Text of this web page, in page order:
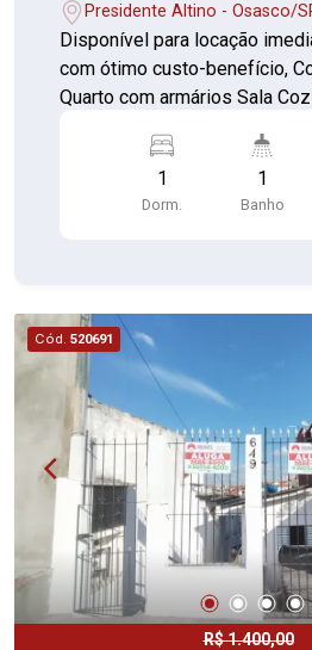
Presidente Altino - Osasco/
Disponível para locação
com ótimo custo-benefício,
Quarto com armários Sala Cozinha Lavanderia
aproveitados Localização prática a 20m da
estação de trem Perfeito para quem busca
praticidade e conforto com
1
Dorm.
1
Banho
Cód. 520691
R$ 1.400,00